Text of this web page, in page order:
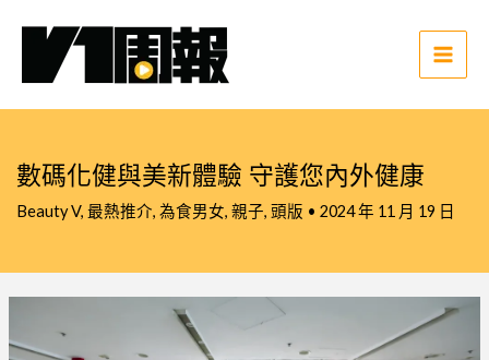
Main
數碼化健與美新體驗 守護您內外健康
Beauty V, 最熱推介, 為食男女, 親子, 頭版 • 2024 年 11 月 19 日